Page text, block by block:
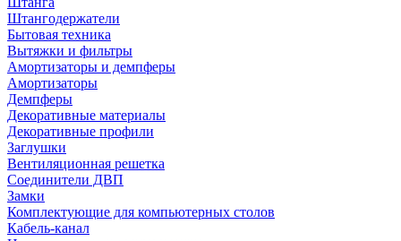
Штангодержатели
Бытовая техника
Вытяжки и фильтры
Амортизаторы и демпферы
Амортизаторы
Демпферы
Декоративные материалы
Декоративные профили
Заглушки
Вентиляционная решетка
Соединители ДВП
Замки
Комплектующие для компьютерных столов
Кабель-канал